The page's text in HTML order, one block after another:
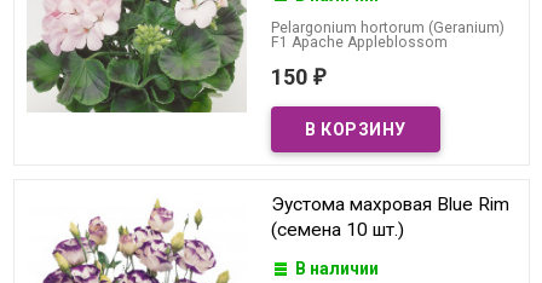
Pelargonium hortorum (Geranium)
F1 Apache Appleblossom
150 ₽
Эустома махровая Blue Rim
(семена 10 шт.)
В наличии